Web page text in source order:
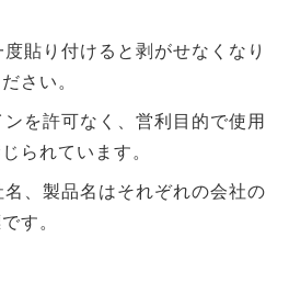
貼り付けると剥がせなくなり
さい。
を許可なく、営利目的で使用
られています。
、製品名はそれぞれの会社の
す。